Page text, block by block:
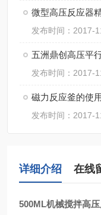
微型高压反应器
发布时间：2017-
五洲鼎创高压平
发布时间：2017-
磁力反应釜的使
发布时间：2017-
详细介绍 在线
500ML机械搅拌高